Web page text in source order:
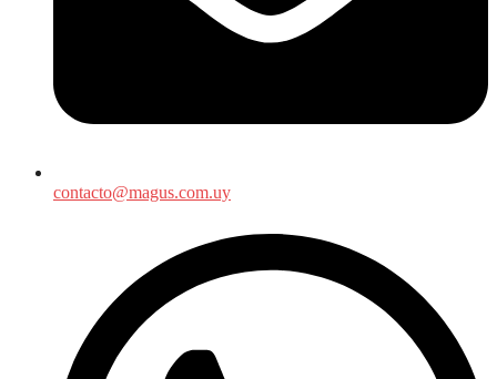
contacto@magus.com.uy